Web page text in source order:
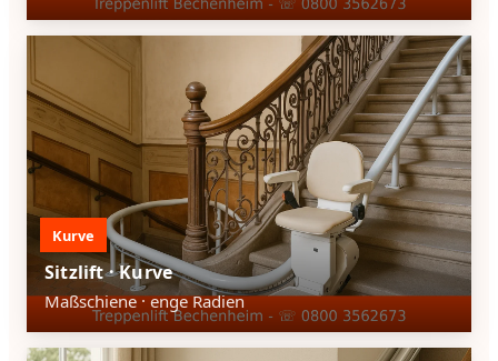
Kurve
Sitzlift · Kurve
Maßschiene · enge Radien